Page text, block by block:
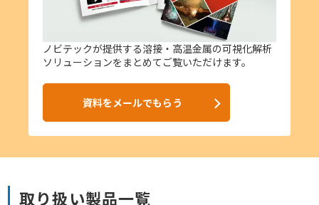
ノビテックが提供する溶接・高温金属の可視化解析
ソリューションをまとめてご覧いただけます。
資料をメールでもらう
取り扱い製品一覧